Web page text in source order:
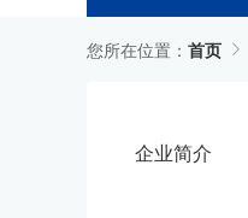
您所在位置： 首页
企业简介